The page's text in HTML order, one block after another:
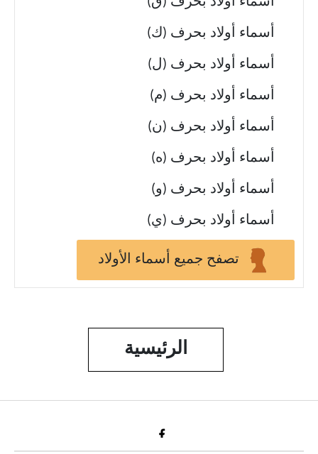
أسماء أولاد بحرف (ك)
أسماء أولاد بحرف (ل)
أسماء أولاد بحرف (م)
أسماء أولاد بحرف (ن)
أسماء أولاد بحرف (ه)
أسماء أولاد بحرف (و)
أسماء أولاد بحرف (ي)
تصفح جميع أسماء الأولاد
الرئيسية
Fac